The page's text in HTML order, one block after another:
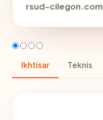
rsud-cilegon.com
Ikhtisar Teknis